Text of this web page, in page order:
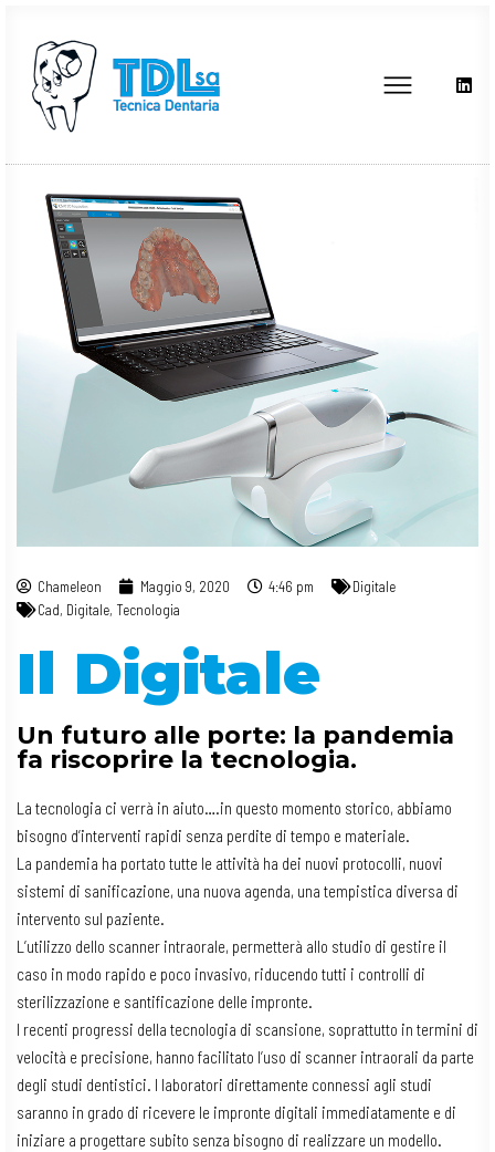
Chameleon Maggio 9, 2020 4:46 pm
Digitale
Cad, Digitale, Tecnologia
Il Digitale
Un futuro alle porte: la pandemia
fa riscoprire la tecnologia.
La tecnologia ci verrà in aiuto….in questo momento storico, abbiamo
bisogno d’interventi rapidi senza perdite di tempo e materiale.
La pandemia ha portato tutte le attività ha dei nuovi protocolli, nuovi
sistemi di sanificazione, una nuova agenda, una tempistica diversa di
intervento sul paziente.
L’utilizzo dello scanner intraorale, permetterà allo studio di gestire il
caso in modo rapido e poco invasivo, riducendo tutti i controlli di
sterilizzazione e santificazione delle impronte.
I recenti progressi della tecnologia di scansione, soprattutto in termini di
velocità e precisione, hanno facilitato l’uso di scanner intraorali da parte
degli studi dentistici. I laboratori direttamente connessi agli studi
saranno in grado di ricevere le impronte digitali immediatamente e di
iniziare a progettare subito senza bisogno di realizzare un modello.